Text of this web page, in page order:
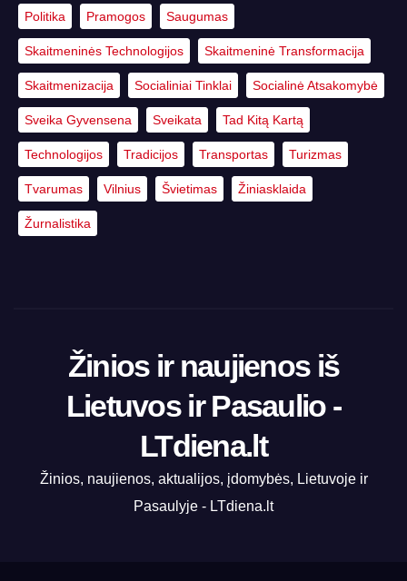
Politika Pramogos Saugumas
Skaitmeninės Technologijos Skaitmeninė Transformacija
Skaitmenizacija Socialiniai Tinklai Socialinė Atsakomybė
Sveika Gyvensena Sveikata Tad Kitą Kartą
Technologijos Tradicijos Transportas Turizmas
Tvarumas Vilnius Švietimas Žiniasklaida
Žurnalistika
Žinios ir naujienos iš
Lietuvos ir Pasaulio -
LTdiena.lt
Žinios, naujienos, aktualijos, įdomybės, Lietuvoje ir
Pasaulyje - LTdiena.lt